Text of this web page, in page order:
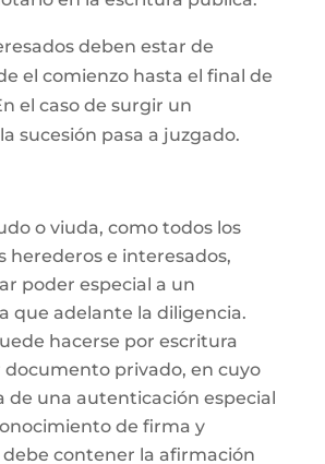
deben estar de
el comienzo hasta el final de
el caso de surgir un
sucesión pasa a juzgado.
o viuda, como todos los
herederos e interesados,
poder especial a un
que adelante la diligencia.
hacerse por escritura
documento privado, en cuyo
de una autenticación especial
de firma y
contener la afirmación